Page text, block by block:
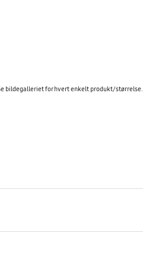
bildegalleriet for hvert enkelt produkt/størrelse.